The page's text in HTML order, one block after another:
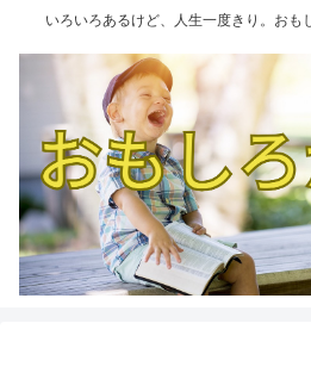
いろいろあるけど、人生一度きり。おも